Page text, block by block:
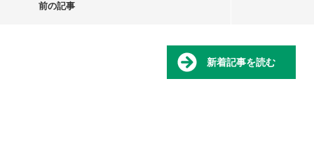
前の記事
新着記事を読む